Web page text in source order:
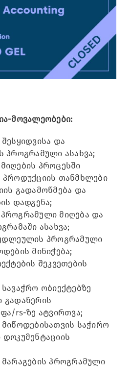
მოვალეობები:
და
პროგრამული ასახვა;
პროცესში
თანმხლები
გადამოწმება და
დადგენა;
მიღება და
ასახვა;
პროგრამული
მინიჭება;
შეკვეთების
ობიექტებზე
rs-ზე ატვირთვა;
საჭირო
პროგრამული